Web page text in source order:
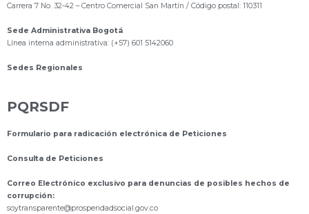
Carrera 7 No. 32-42 – Centro Comercial San Martín / Código postal: 110311
Sede Administrativa Bogotá
Línea interna administrativa: (+57) 601 5142060
Sedes Regionales
PQRSDF
Formulario para radicación electrónica de Peticiones
Consulta de Peticiones
Correo Electrónico exclusivo para denuncias de posibles hechos de
corrupción:
soytransparente@prosperidadsocial.gov.co